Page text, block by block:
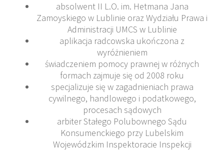
absolwent II L.O. im. Hetmana Jana
Zamoyskiego w Lublinie oraz Wydziału Prawa i
Administracji UMCS w Lublinie
aplikacja radcowska ukończona z
wyróżnieniem
świadczeniem pomocy prawnej w różnych
formach zajmuje się od 2008 roku
specjalizuje się w zagadnieniach prawa
cywilnego, handlowego i podatkowego,
procesach sądowych
arbiter Stałego Polubownego Sądu
Konsumenckiego przy Lubelskim
Wojewódzkim Inspektoracie Inspekcji